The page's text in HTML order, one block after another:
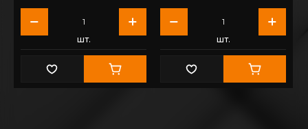
шт. шт.